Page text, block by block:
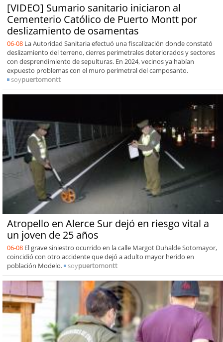
[VIDEO] Sumario sanitario iniciaron al
Cementerio Católico de Puerto Montt por
deslizamiento de osamentas
06-08 La Autoridad Sanitaria efectuó una fiscalización donde constató
deslizamiento del terreno, cierres perimetrales deteriorados y sectores
con desprendimiento de sepulturas. En 2024, vecinos ya habían
expuesto problemas con el muro perimetral del camposanto.
soypuertomontt
Atropello en Alerce Sur dejó en riesgo vital a
un joven de 25 años
06-08 El grave siniestro ocurrido en la calle Margot Duhalde Sotomayor,
coincidió con otro accidente que dejó a adulto mayor herido en
población Modelo.
soypuertomontt